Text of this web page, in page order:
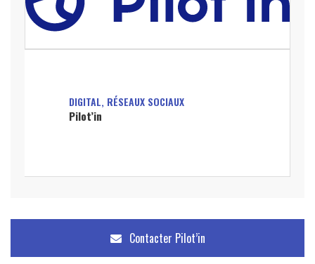
DIGITAL, RÉSEAUX SOCIAUX
Pilot’in
Contacter Pilot’in